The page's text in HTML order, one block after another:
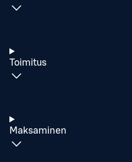
Toimitus
Maksaminen